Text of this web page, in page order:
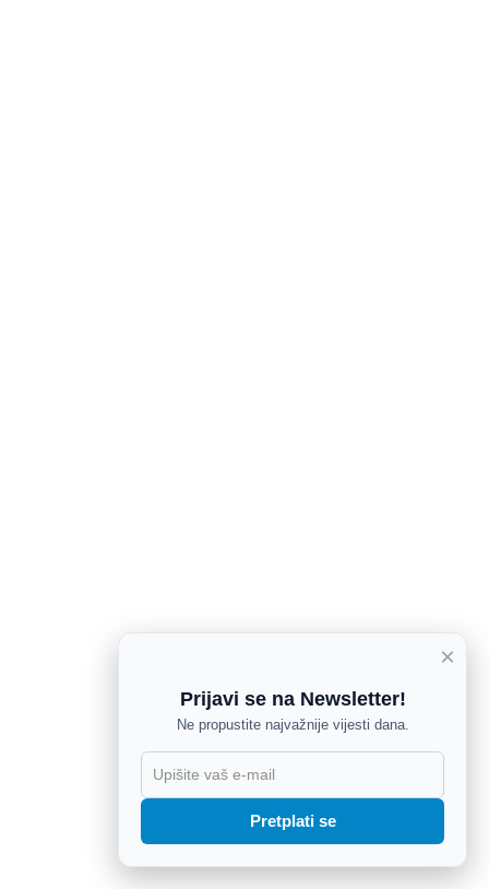
×
Prijavi se na Newsletter!
Ne propustite najvažnije vijesti dana.
Pretplati se